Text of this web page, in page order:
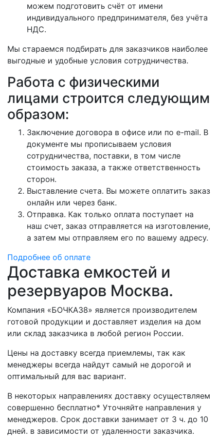
можем подготовить счёт от имени
индивидуального предпринимателя, без учёта
НДС.
Мы стараемся подбирать для заказчиков наиболее
выгодные и удобные условия сотрудничества.
Работа с физическими
лицами строится следующим
образом:
Заключение договора в офисе или по e-mail. В
документе мы прописываем условия
сотрудничества, поставки, в том числе
стоимость заказа, а также ответственность
сторон.
Выставление счета. Вы можете оплатить заказ
онлайн или через банк.
Отправка. Как только оплата поступает на
наш счет, заказ отправляется на изготовление,
а затем мы отправляем его по вашему адресу.
Подробнее об оплате
Доставка емкостей и
резервуаров Москва.
Компания «БОЧКА38» является производителем
готовой продукции и доставляет изделия на дом
или склад заказчика в любой регион России.
Цены на доставку всегда приемлемы, так как
менеджеры всегда найдут самый не дорогой и
оптимальный для вас вариант.
В некоторых направлениях доставку осуществляем
совершенно бесплатно* Уточняйте направления у
менеджеров. Срок доставки занимает от 3 ч. до 10
дней. в зависимости от удаленности заказчика.